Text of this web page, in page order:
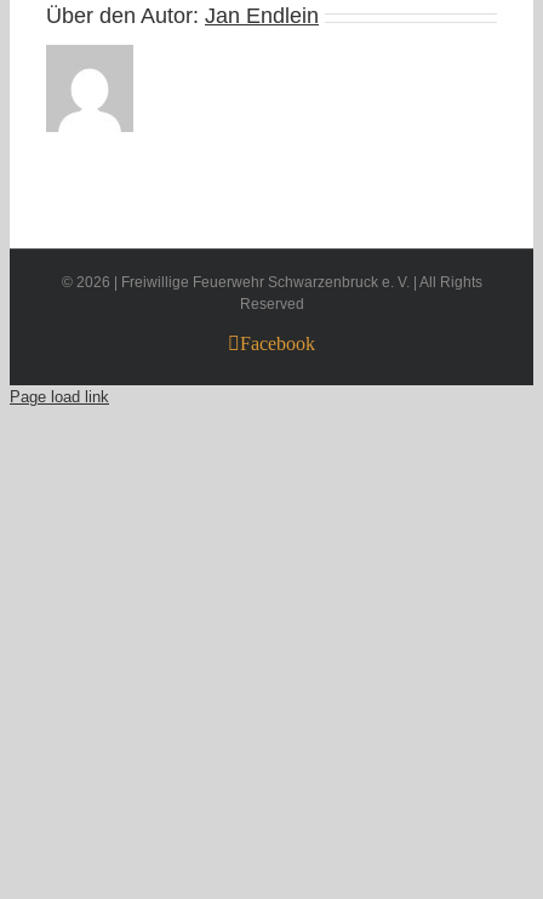
Über den Autor: Jan Endlein
© 2026 | Freiwillige Feuerwehr Schwarzenbruck e. V. | All Rights
Reserved
Facebook
Page load link